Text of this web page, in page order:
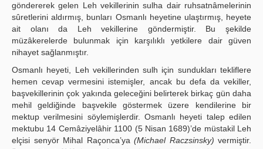
göndererek gelen Leh vekillerinin sulha dair ruhsatnâmelerinin
sûretlerini aldırmış, bunları Osmanlı heyetine ulaştırmış, heyete
ait olanı da Leh vekillerine göndermiştir. Bu şekilde
müzâkerelerde bulunmak için karşılıklı yetkilere dair güven
nihayet sağlanmıştır.
Osmanlı heyeti, Leh vekillerinden sulh için sundukları tekliflere
hemen cevap vermesini istemişler, ancak bu defa da vekiller,
başvekillerinin çok yakında geleceğini belirterek birkaç gün daha
mehil geldiğinde başvekile göstermek üzere kendilerine bir
mektup verilmesini söylemişlerdir. Osmanlı heyeti talep edilen
mektubu 14 Cemâziyelâhir 1100 (5 Nisan 1689)’de müstakil Leh
elçisi senyör Mihal Raçonca’ya (Michael Raczsinsky) vermiştir.